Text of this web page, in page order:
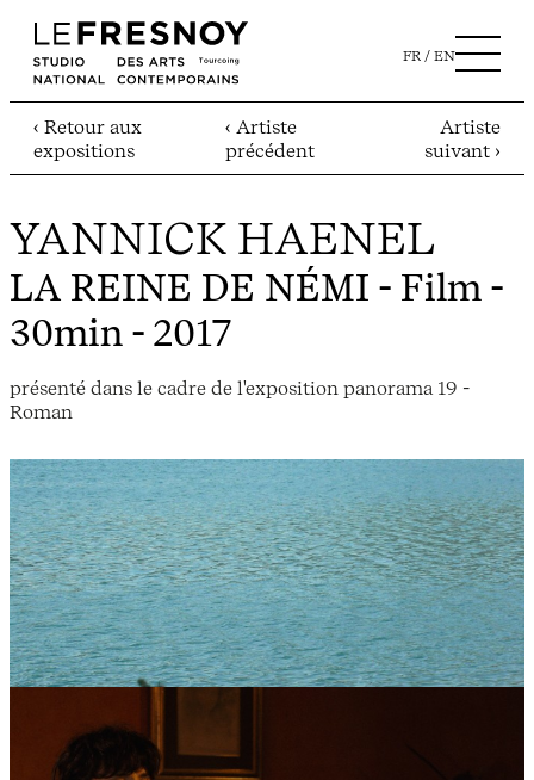
FR EN
‹ Retour aux
expositions
‹ Artiste
précédent
Artiste
suivant ›
YANNICK HAENEL
LA REINE DE NÉMI - Film -
30min - 2017
présenté dans le cadre de l'exposition panorama 19 -
Roman